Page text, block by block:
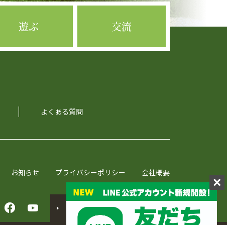
遊ぶ 交流
よくある質問
お知らせ プライバシーポリシー 会社概要
Translated into. English